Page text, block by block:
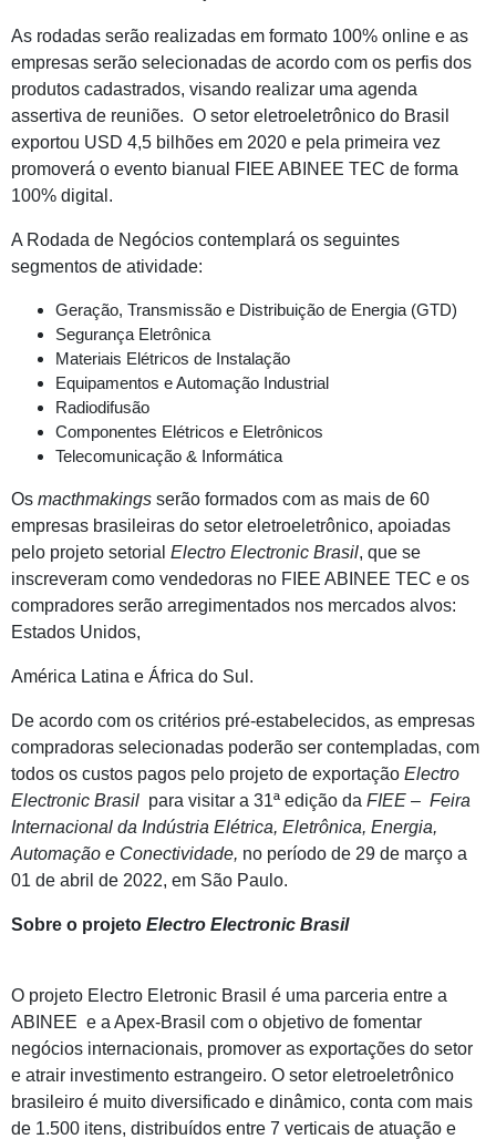
As rodadas serão realizadas em formato 100% online e as
empresas serão selecionadas de acordo com os perfis dos
produtos cadastrados, visando realizar uma agenda
assertiva de reuniões. O setor eletroeletrônico do Brasil
exportou USD 4,5 bilhões em 2020 e pela primeira vez
promoverá o evento bianual FIEE ABINEE TEC de forma
100% digital.
A Rodada de Negócios contemplará os seguintes
segmentos de atividade:
Geração, Transmissão e Distribuição de Energia (GTD)
Segurança Eletrônica
Materiais Elétricos de Instalação
Equipamentos e Automação Industrial
Radiodifusão
Componentes Elétricos e Eletrônicos
Telecomunicação & Informática
Os macthmakings serão formados com as mais de 60
empresas brasileiras do setor eletroeletrônico, apoiadas
pelo projeto setorial Electro Electronic Brasil, que se
inscreveram como vendedoras no FIEE ABINEE TEC e os
compradores serão arregimentados nos mercados alvos:
Estados Unidos,
América Latina e África do Sul.
De acordo com os critérios pré-estabelecidos, as empresas
compradoras selecionadas poderão ser contempladas, com
todos os custos pagos pelo projeto de exportação Electro
Electronic Brasil para visitar a 31ª edição da FIEE – Feira
Internacional da Indústria Elétrica, Eletrônica, Energia,
Automação e Conectividade, no período de 29 de março a
01 de abril de 2022, em São Paulo.
Sobre o projeto Electro Electronic Brasil
O projeto Electro Eletronic Brasil é uma parceria entre a
ABINEE e a Apex-Brasil com o objetivo de fomentar
negócios internacionais, promover as exportações do setor
e atrair investimento estrangeiro. O setor eletroeletrônico
brasileiro é muito diversificado e dinâmico, conta com mais
de 1.500 itens, distribuídos entre 7 verticais de atuação e